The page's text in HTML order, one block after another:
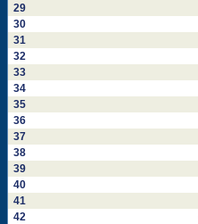
29
30
31
32
33
34
35
36
37
38
39
40
41
42